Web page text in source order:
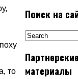
то
Поиск на
материалы